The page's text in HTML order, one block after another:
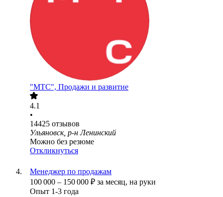
"МТС", Продажи и развитие
4.1
•
14425 отзывов
Ульяновск, р-н Ленинский
Можно без резюме
Откликнуться
Менеджер по продажам
100 000 – 150 000 ₽ за месяц, на руки
Опыт 1-3 года